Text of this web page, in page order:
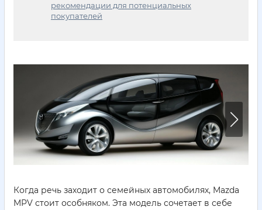
рекомендации для потенциальных
покупателей
Когда речь заходит о семейных автомобилях, Mazda
MPV стоит особняком. Эта модель сочетает в себе